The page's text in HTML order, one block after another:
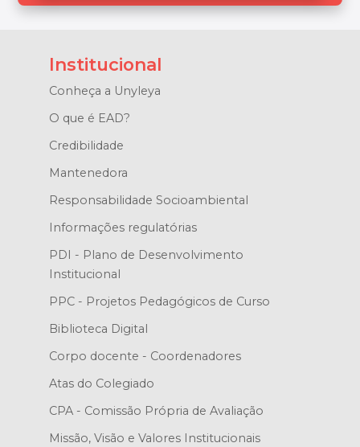
Institucional
Conheça a Unyleya
O que é EAD?
Credibilidade
Mantenedora
Responsabilidade Socioambiental
Informações regulatórias
PDI - Plano de Desenvolvimento
Institucional
PPC - Projetos Pedagógicos de Curso
Biblioteca Digital
Corpo docente - Coordenadores
Atas do Colegiado
CPA - Comissão Própria de Avaliação
Missão, Visão e Valores Institucionais